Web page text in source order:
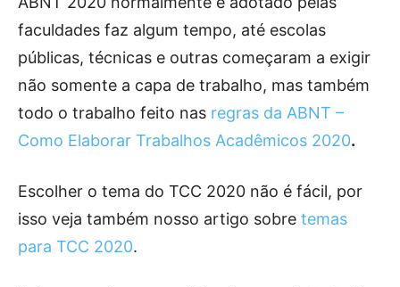
faculdades faz algum tempo, até escolas
públicas, técnicas e outras começaram a exigir
não somente a capa de trabalho, mas também
todo o trabalho feito nas regras da ABNT –
Como Elaborar Trabalhos Acadêmicos 2020.
Escolher o tema do TCC 2020 não é fácil, por
isso veja também nosso artigo sobre temas
para TCC 2020.